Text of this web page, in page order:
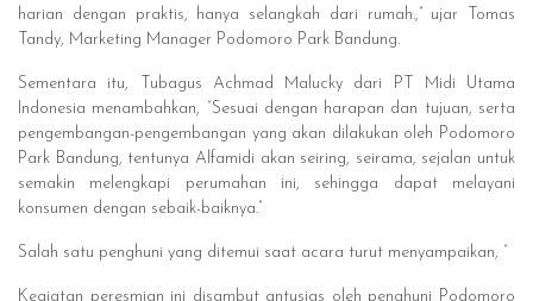
harian dengan praktis, hanya selangkah dari rumah.,” ujar Tomas
Tandy, Marketing Manager Podomoro Park Bandung.
Sementara itu, Tubagus Achmad Malucky dari PT Midi Utama
Indonesia menambahkan, “Sesuai dengan harapan dan tujuan, serta
pengembangan-pengembangan yang akan dilakukan oleh Podomoro
Park Bandung, tentunya Alfamidi akan seiring, seirama, sejalan untuk
semakin melengkapi perumahan ini, sehingga dapat melayani
konsumen dengan sebaik-baiknya.”
Salah satu penghuni yang ditemui saat acara turut menyampaikan, “
Kegiatan peresmian ini disambut antusias oleh penghuni Podomoro